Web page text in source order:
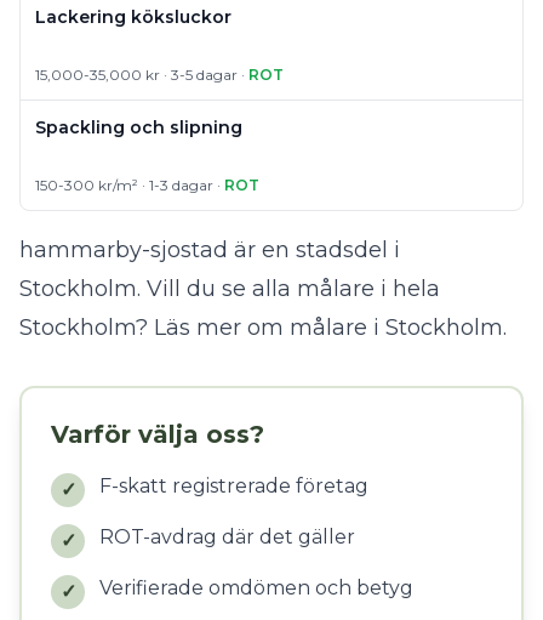
Lackering köksluckor
15,000-35,000 kr · 3-5 dagar · ROT
Spackling och slipning
150-300 kr/m² · 1-3 dagar · ROT
hammarby-sjostad är en stadsdel i
Stockholm. Vill du se alla målare i hela
Stockholm? Läs mer om målare i Stockholm.
Varför välja oss?
✓ F-skatt registrerade företag
✓ ROT-avdrag där det gäller
✓ Verifierade omdömen och betyg